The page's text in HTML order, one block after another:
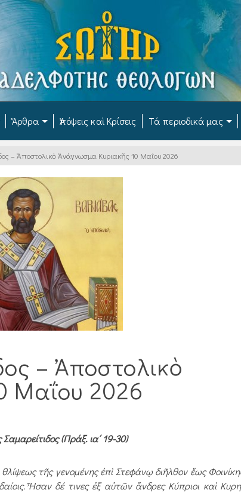
Ἄρθρα Ἀπόψεις καὶ Κρίσεις Τά περιοδικά μας
– Ἀποστολικὸ Ἀνάγνωσμα Κυριακῆς 10 Μαΐου 2026
– Ἀποστολικὸ
Μαΐου 2026
(Πράξ. ια΄ 19-30)
τῆς γενομένης ἐπὶ Στεφάνῳ διῆλθον ἕως
Ἦσαν δέ τινες ἐξ αὐτῶν ἄνδρες Κύπριοι καὶ